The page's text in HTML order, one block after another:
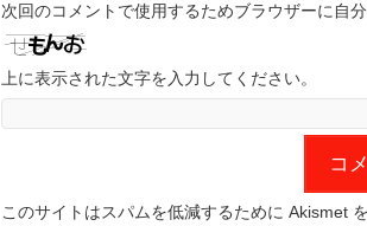
次回のコメントで使用するためブラウザーに自
上に表示された文字を入力してください。
このサイトはスパムを低減するために Akismet